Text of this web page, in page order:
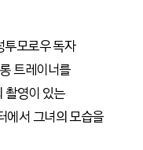
투모로우 독자
트레이너를
촬영이 있는
에서 그녀의 모습을